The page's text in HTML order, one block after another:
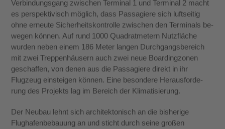
Verbindungsgang zwischen Terminal 1 und Terminal 2 macht
es perspektivisch mög­lich, dass Passagiere sich luftseitig
ohne erneute Sicherheitskontrolle zwischen den Terminals be­
wegen können. Auf rund 1000 Quadratmetern Nutzfläche
wurden neben einem 186 Meter lan­gen Durchgangsbereich
mit zwei Treppenhäusern auch zwei neue Boardingzonen
geschaffen, von denen aus die Passagiere direkt in ihr
Flugzeug einsteigen können. Eine besondere Herausforde­
rung des Projekts lag im Bereich der Klimatisierung.
Der Neubau lehnt sich architektonisch an die bis­herige
Flughafenbebauung an und sticht durch seine großen